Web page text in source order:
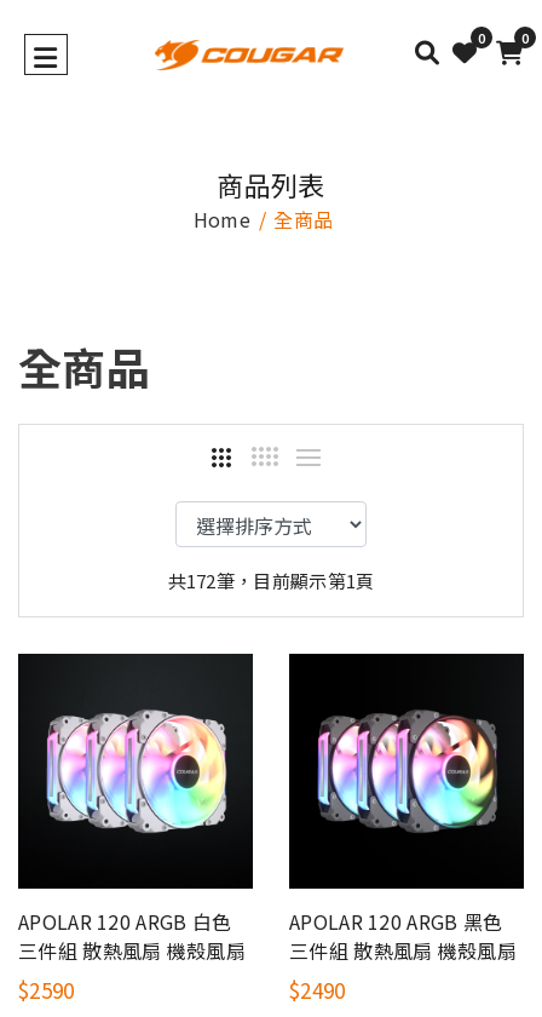
0 0
商品列表
Home 全商品
全商品
共172筆，目前顯示第1頁
APOLAR 120 ARGB 白色
三件組 散熱風扇 機殼風扇
$2590
APOLAR 120 ARGB 黑色
三件組 散熱風扇 機殼風扇
$2490